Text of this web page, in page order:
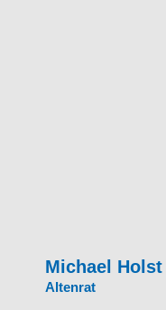
Michael Holst
Altenrat